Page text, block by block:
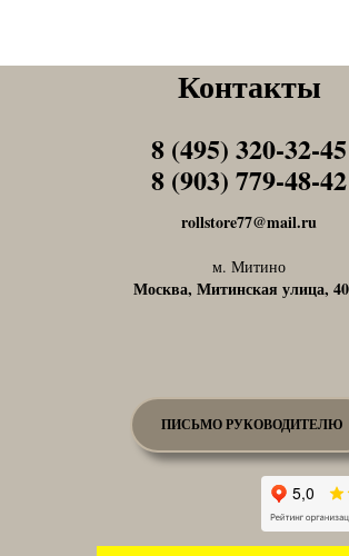
Контакты
rollstore77@mail.ru
м. Митино
Москва, Митинская улица,
8 (495) 320-32-45
8 (903) 779-48-42
Tel1
Tel1
ПИСЬМО РУКОВОДИТЕЛЮ